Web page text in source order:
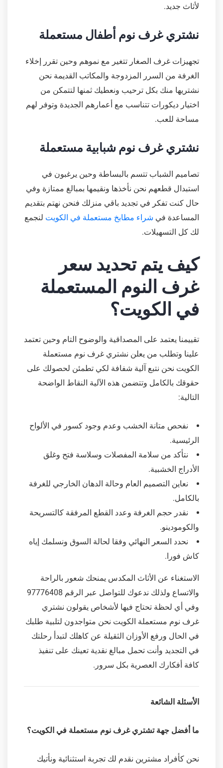
لأثاث جديد.
نشتري غرف نوم أطفال مستعملة
تجهيزات غرف الصغار تتغير مع نموهم وحين تقرر إخلاء
الغرفة من السرر المزدوجة والمكاتب القديمة نحن
نشتريها منك بكل ترحيب ونعطيك ثمنها لتتمكن من
اختيار ديكورات تتناسب مع أعمارهم الجديدة وتوفر لهم
مساحة للعب.
نشتري غرف نوم شبابية مستعملة
تصاميم الشباب تتسم بالبساطة وحين يرغبون في
استبدال قطعهم نحن نأخذها ونقيمها بمبالغ ممتازة وفي
حال كنت تفكر في تجديد باقي منزلك فنحن نهتم بتقديم
المساعدة في شراء مطابخ مستعملة في الكويت لنجمع
لك كل التسهيلات.
كيف يتم تحديد سعر
غرف النوم المستعملة
في الكويت؟
تقييمنا يعتمد على المصداقية والوضوح التام وحين تعتمد
علينا وتطلب من يعلن نشتري غرف نوم مستعملة
الكويت نحن نتبع آلية شفافة لكي تطمئن لحصولك على
حقوقك بالكامل وتتضمن هذه الآلية النقاط الواضحة
التالية:
نفحص متانة الخشب وعدم وجود كسور في الألواح
الرئيسية.
نتأكد من سلامة المفصلات وسلاسة فتح وغلق
الأدراج الخشبية.
نعاين التصميم العام وحالة الدهان الخارجي للغرفة
بالكامل.
نقدر حجم الغرفة وعدد القطع المرفقة كالتسريحة
والكومودينو.
نحدد السعر النهائي وفقا لحالة السوق ونسلمك إياه
كاش فورا.
الاستغناء عن الأثاث المكدس يمنحك شعور بالراحة
والاتساع ولذلك ندعوك للتواصل عبر الرقم 97776408
وفي أي لحظة تحتاج فيها لأشخاص يقولون نشتري
غرف نوم مستعملة الكويت نحن متواجدون لتلبية طلبك
في الحال ورفع الأوزان الثقيلة عن كاهلك لتبدأ رحلتك
في التجديد وأنت تحمل مبالغ نقدية تعينك على تنفيذ
كافة أفكارك العصرية بكل سرور.
الأسئلة الشائعة
ما أفضل جهة تشتري غرف نوم مستعملة في الكويت؟
نحن كأفراد مشترين نقدم لك تجربة استثنائية ونأتيك